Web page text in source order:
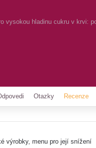
vysokou hladinu cukru v krvi:
Otazky Recenze
výrobky, menu pro její snížení